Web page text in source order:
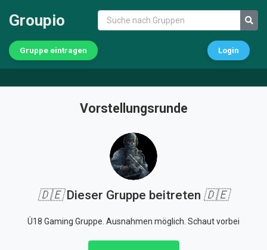
Groupio
Gruppe eintragen Login
Vorstellungsrunde
🇩🇪Dieser Gruppe beitreten 🇩🇪
Ü18 Gaming Gruppe. Ausnahmen möglich. Schaut vorbei